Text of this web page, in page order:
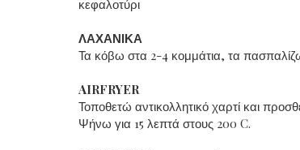
κεφαλοτύρι
ΛΑΧΑΝΙΚΑ
Τα κόβω στα 2-4 κομμάτια, τα
AIRFRYER
Τοποθετώ αντικολλητικό χαρτί και
Ψήνω για 15 λεπτά στους 200 C.